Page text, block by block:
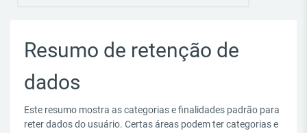
Resumo de retenção de
dados
Este resumo mostra as categorias e finalidades padrão para
reter dados do usuário. Certas áreas podem ter categorias e